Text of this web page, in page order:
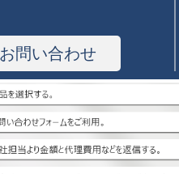
お問い合わせ